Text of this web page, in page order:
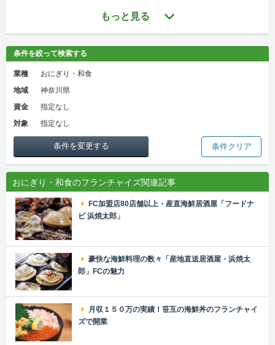
もっと見る
条件を絞って検索する
業種
おにぎり・和食
地域
神奈川県
資金
指定なし
対象
指定なし
条件を変更する 条件クリア
おにぎり・和食のフランチャイズ関連記事
FC加盟店80店舗以上・産直海鮮居酒屋「フードナ
ビ 浜焼太郎」
豪快な海鮮料理の数々「産地直送居酒屋・浜焼太
郎」FCの魅力
月収１５０万の実績！笹互の海鮮丼のフランチャイ
ズで開業